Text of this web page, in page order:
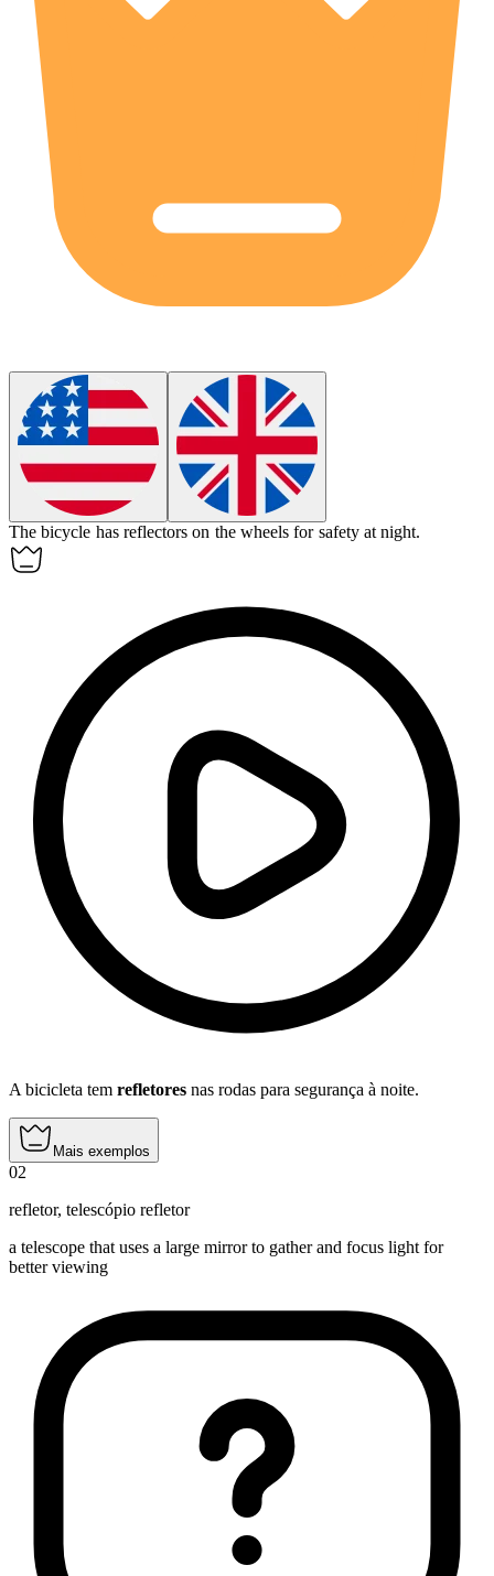
The bicycle has reflectors on the wheels for safety at night.
A bicicleta tem refletores nas rodas para segurança à noite.
Mais exemplos
02
refletor, telescópio refletor
a telescope that uses a large mirror to gather and focus light for
better viewing